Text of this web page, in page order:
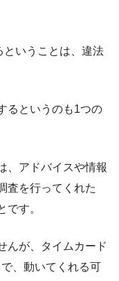
ということは、違法
るというのも1つの
、アドバイスや情報
査を行ってくれた
です。
んが、タイムカード
、動いてくれる可